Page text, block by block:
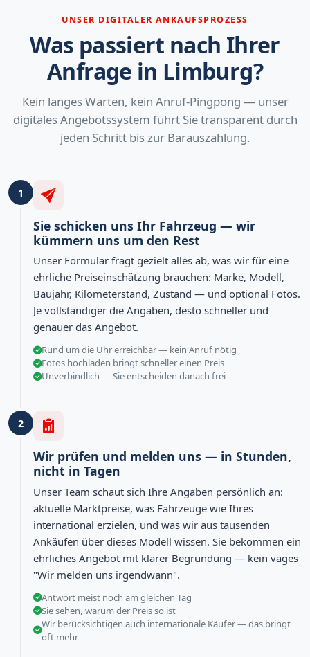
UNSER DIGITALER ANKAUFSPROZESS
Was passiert nach Ihrer
Anfrage in Limburg?
Kein langes Warten, kein Anruf-Pingpong — unser
digitales Angebotssystem führt Sie transparent durch
jeden Schritt bis zur Barauszahlung.
1
Sie schicken uns Ihr Fahrzeug — wir
kümmern uns um den Rest
Unser Formular fragt gezielt alles ab, was wir für eine
ehrliche Preiseinschätzung brauchen: Marke, Modell,
Baujahr, Kilometerstand, Zustand — und optional Fotos.
Je vollständiger die Angaben, desto schneller und
genauer das Angebot.
Rund um die Uhr erreichbar — kein Anruf nötig
Fotos hochladen bringt schneller einen Preis
Unverbindlich — Sie entscheiden danach frei
2
Wir prüfen und melden uns — in Stunden,
nicht in Tagen
Unser Team schaut sich Ihre Angaben persönlich an:
aktuelle Marktpreise, was Fahrzeuge wie Ihres
international erzielen, und was wir aus tausenden
Ankäufen über dieses Modell wissen. Sie bekommen ein
ehrliches Angebot mit klarer Begründung — kein vages
"Wir melden uns irgendwann".
Antwort meist noch am gleichen Tag
Sie sehen, warum der Preis so ist
Wir berücksichtigen auch internationale Käufer — das bringt
oft mehr